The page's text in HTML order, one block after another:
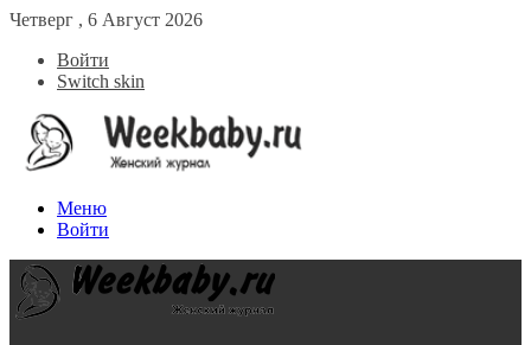
Четверг , 6 Август 2026
Войти
Switch skin
Меню
Войти